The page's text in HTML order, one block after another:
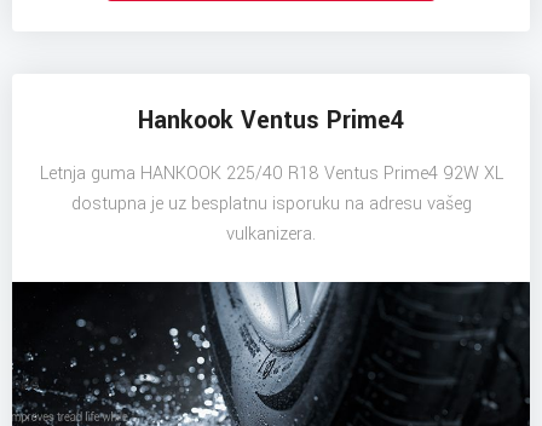
Hankook Ventus Prime4
Letnja guma HANKOOK 225/40 R18 Ventus Prime4 92W XL
dostupna je uz besplatnu isporuku na adresu vašeg
vulkanizera.